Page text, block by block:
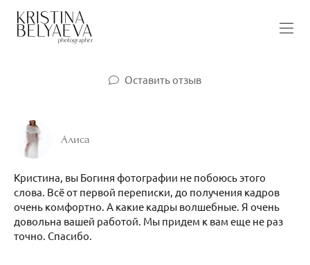
Оставить отзыв
Алиса
Кристина, вы Богиня фотографии не побоюсь этого
слова. Всё от первой переписки, до получения кадров
очень комфортно. А какие кадры волшебные. Я очень
довольна вашей работой. Мы придем к вам еще не раз
точно. Спасибо.